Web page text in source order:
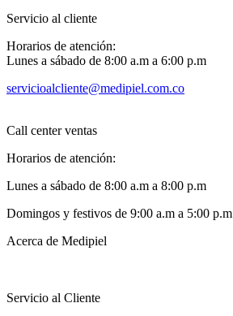
Servicio al cliente
Horarios de atención:
Lunes a sábado de 8:00 a.m a 6:00 p.m
servicioalcliente@medipiel.com.co
Call center ventas
Horarios de atención:
Lunes a sábado de 8:00 a.m a 8:00 p.m
Domingos y festivos de 9:00 a.m a 5:00 p.m
Acerca de Medipiel
Servicio al Cliente